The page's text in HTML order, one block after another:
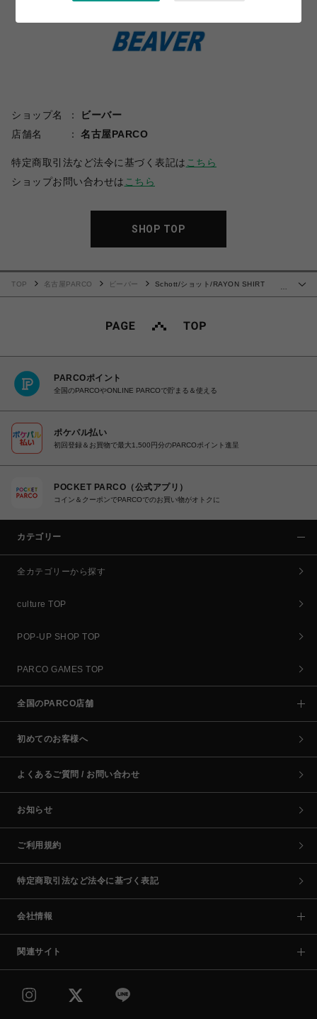
ショップ名
ビーバー
店舗名
名古屋PARCO
特定商取引法など法令に基づく表記は こちら
ショップお問い合わせは こちら
SHOP TOP
…
TOP 名古屋PARCO ビーバー
Schott/ショット/RAYON SHIRT
PARCOポイント
全国のPARCOやONLINE PARCOで貯まる＆使える
ポケパル払い
初回登録＆お買物で最大1,500円分のPARCOポイント進呈
POCKET PARCO（公式アプリ）
コイン＆クーポンでPARCOでのお買い物がオトクに
カテゴリー
全カテゴリーから探す
culture TOP
POP-UP SHOP TOP
PARCO GAMES TOP
全国のPARCO店舗
初めてのお客様へ
よくあるご質問 / お問い合わせ
お知らせ
ご利用規約
特定商取引法など法令に基づく表記
会社情報
関連サイト